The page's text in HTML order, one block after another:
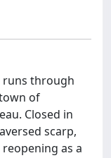
runs through
of
Closed in
scarp,
as a